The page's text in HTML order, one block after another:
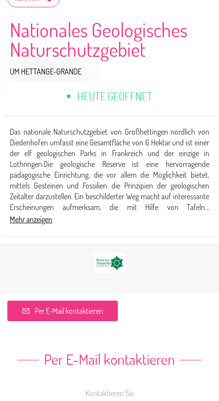
Nationales Geologisches
Naturschutzgebiet
UM HETTANGE-GRANDE
HEUTE GEÖFFNET
Das nationale Naturschutzgebiet von Großhettingen nördlich von
Diedenhofen umfasst eine Gesamtfläche von 6 Hektar und ist einer
der elf geologischen Parks in Frankreich und der einzige in
Lothringen.Die geologische Reserve ist eine hervorragende
pädagogische Einrichtung, die vor allem die Möglichkeit bietet,
mittels Gesteinen und Fossilien die Prinzipien der geologischen
Zeitalter darzustellen. Ein beschilderter Weg macht auf interessante
Erscheinungen aufmerksam, die mit Hilfe von Tafeln...
Mehr anzeigen
Per E-Mail kontaktieren
Per E-Mail kontaktieren
Kontaktieren Sie